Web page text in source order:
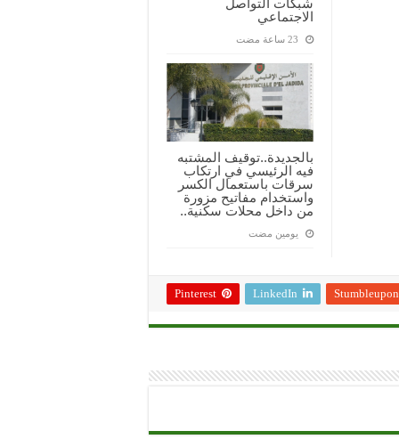
شبكات التواصل
الاجتماعي
بالجديدة..توقيف المشتبه
فيه الرئيسي في ارتكاب
سرقات باستعمال الكسر
واستخدام مفاتيح مزورة
من داخل محلات سكنية..
‏يومين مضت
Stumbleupon
LinkedIn
Pinterest